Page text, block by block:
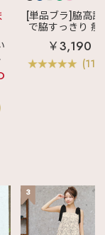
[単品ブラ]脇高設
で脇すっきり 痩
見えブラ
カシ
クールレース脇
ブラ(R) 単品ブラ
ャー
￥3,190
3